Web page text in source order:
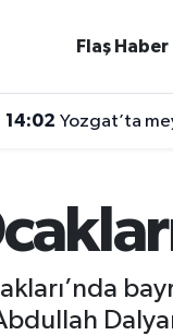
Flaş Haber
14:02 Yozgat’ta